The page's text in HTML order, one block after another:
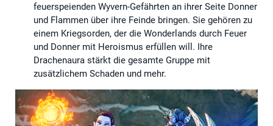
feuerspeienden Wyvern-Gefährten an ihrer Seite Donner
und Flammen über ihre Feinde bringen. Sie gehören zu
einem Kriegsorden, der die Wonderlands durch Feuer
und Donner mit Heroismus erfüllen will. Ihre
Drachenaura stärkt die gesamte Gruppe mit
zusätzlichem Schaden und mehr.